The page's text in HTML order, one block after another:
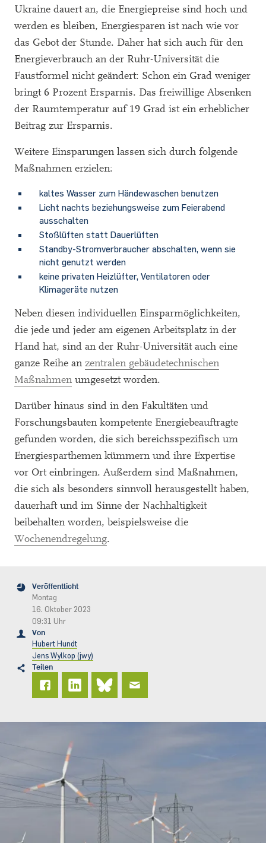
Ukraine dauert an, die Energiepreise sind hoch und
werden es bleiben, Energiesparen ist nach wie vor
das Gebot der Stunde. Daher hat sich auch für den
Energieverbrauch an der Ruhr-Universität die
Faustformel nicht geändert: Schon ein Grad weniger
bringt 6 Prozent Ersparnis. Das freiwillige Absenken
der Raumtemperatur auf 19 Grad ist ein erheblicher
Beitrag zur Ersparnis.
Weitere Einsparungen lassen sich durch folgende
Maßnahmen erzielen:
kaltes Wasser zum Händewaschen benutzen
Licht nachts beziehungsweise zum Feierabend
ausschalten
Stoßlüften statt Dauerlüften
Standby-Stromverbraucher abschalten, wenn sie
nicht genutzt werden
keine privaten Heizlüfter, Ventilatoren oder
Klimageräte nutzen
Neben diesen individuellen Einsparmöglichkeiten,
die jede und jeder am eigenen Arbeitsplatz in der
Hand hat, sind an der Ruhr-Universität auch eine
ganze Reihe an zentralen gebäudetechnischen
Maßnahmen umgesetzt worden.
Darüber hinaus sind in den Fakultäten und
Forschungsbauten kompetente Energiebeauftragte
gefunden worden, die sich bereichsspezifisch um
Energiesparthemen kümmern und ihre Expertise
vor Ort einbringen. Außerdem sind Maßnahmen,
die sich als besonders sinnvoll herausgestellt haben,
dauerhaft und im Sinne der Nachhaltigkeit
beibehalten worden, beispielsweise die
Wochenendregelung.
Veröffentlicht
Montag
16. Oktober 2023
09:31 Uhr
Von
Hubert Hundt
Jens Wylkop (jwy)
Teilen